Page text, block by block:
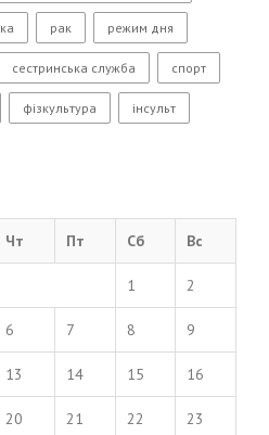
рак режим дня
сестринська служба спорт
фізкультура інсульт
Чт Пт Сб Вс
1 2
6 7 8 9
13 14 15 16
20 21 22 23